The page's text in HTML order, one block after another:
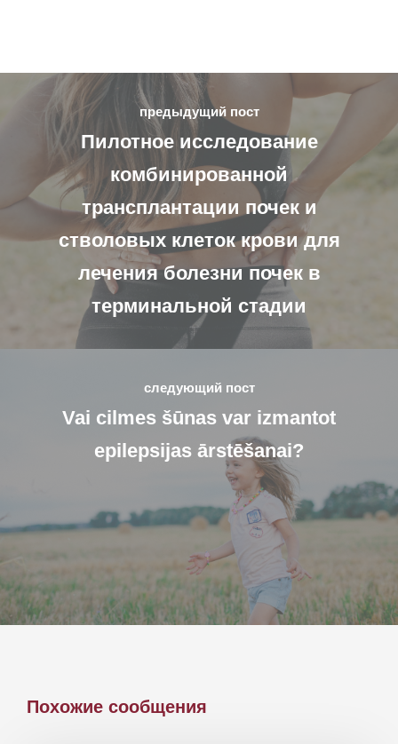
предыдущий пост
Пилотное исследование
комбинированной
трансплантации почек и
стволовых клеток крови для
лечения болезни почек в
терминальной стадии
следующий пост
Vai cilmes šūnas var izmantot
epilepsijas ārstēšanai?
Похожие сообщения